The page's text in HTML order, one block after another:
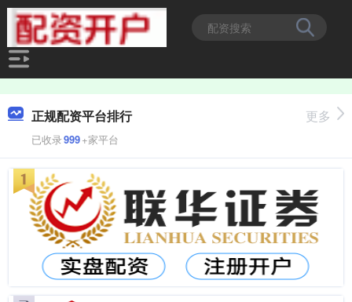
正规配资平台排行
已收录999+家平台
更多